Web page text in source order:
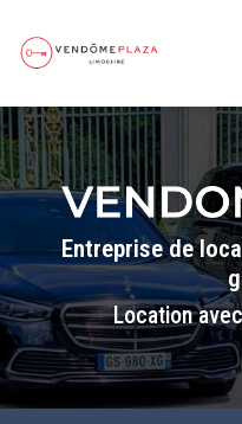
contenu
Entreprise de
Location